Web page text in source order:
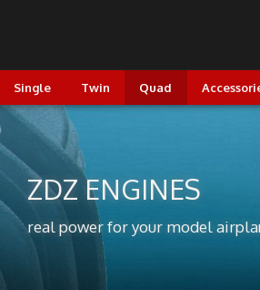
Single Twin Quad
ZDZ ENGINES
real power for your model